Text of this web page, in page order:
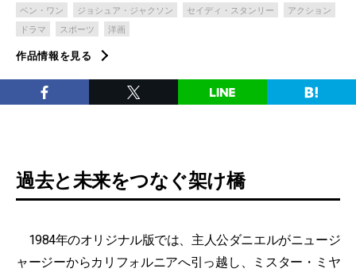
ベン・ワン
ジョシュア・ジャクソン セイディ・スタンリー
アクション
ドラマ
スポーツ 洋画
作品情報を見る
過去と未来をつなぐ架け橋
1984年のオリジナル版では、主人公ダニエルがニュージ
ャージーからカリフォルニアへ引っ越し、ミスター・ミヤ